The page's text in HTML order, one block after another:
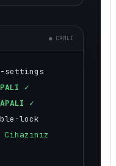
● CANLI
✓
✓
lock